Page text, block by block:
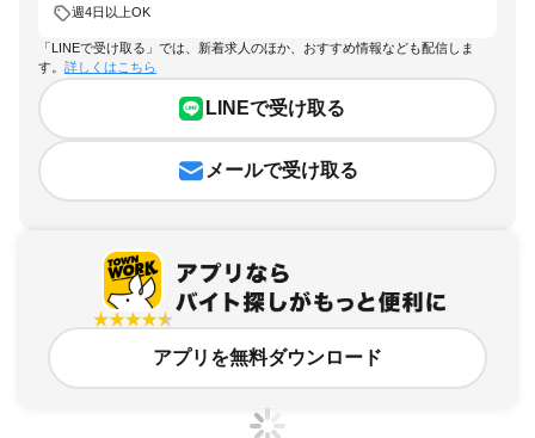
週4日以上OK
「LINEで受け取る」では、新着求人のほか、おすすめ情報なども配信しま
す。 詳しくはこちら
LINEで受け取る
メールで受け取る
アプリを無料ダウンロード